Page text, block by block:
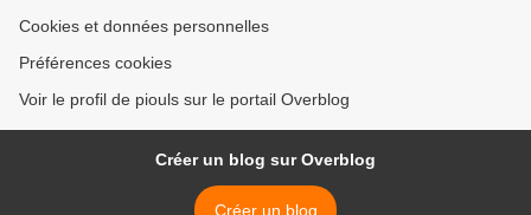
Cookies et données personnelles
Préférences cookies
Voir le profil de piouls sur le portail Overblog
Créer un blog sur Overblog
Créer un blog